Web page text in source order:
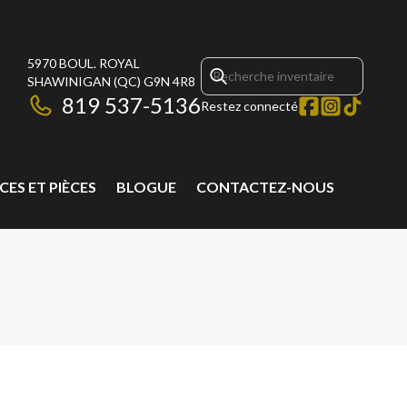
5970 BOUL. ROYAL
SHAWINIGAN (QC) G9N 4R8
819 537-5136Restez connecté
ET PIÈCES BLOGUE CONTACTEZ-NOUS